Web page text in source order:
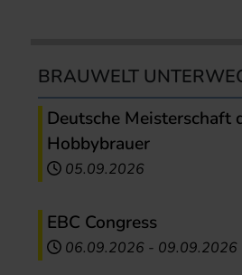
BRAUWELT
Deutsche Meisterschaft
Hobbybrauer
05.09.2026
EBC Congress
06.09.2026 - 09.09.2026